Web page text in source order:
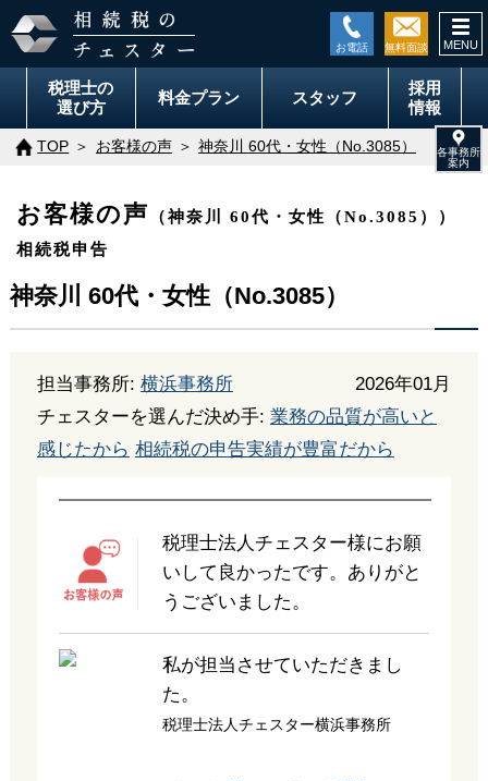
税理士の
選び方
料金プラン スタッフ
採用
情報
TOP お客様の声 神奈川 60代・女性（No.3085）
お客様の声
（神奈川 60代・女性（No.3085））
相続税申告
神奈川 60代・女性（No.3085）
担当事務所: 横浜事務所
2026年01月
チェスターを選んだ決め手: 業務の品質が高いと
感じたから 相続税の申告実績が豊富だから
税理士法人チェスター様にお願
いして良かったです。ありがと
うございました。
私が担当させていただきまし
た。
税理士法人チェスター横浜事務所